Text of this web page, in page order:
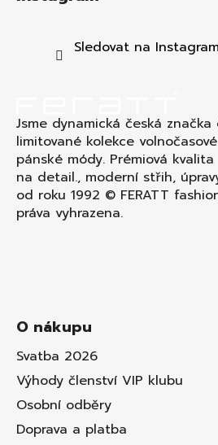
Sledovat na
Jsme dynamická česká
limitované kolekce
pánské módy. Prémiová
na detail., moderní střih,
od roku 1992 © FERATT
práva vyhrazena.
O nákupu
Svatba 2026
Výhody členství VIP klubu
Osobní odběry
Doprava a platba